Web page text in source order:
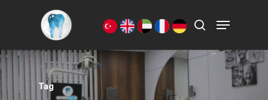
Aramak istediğiniz kelimeyi yazarak
ENTER'a basın.
Tag